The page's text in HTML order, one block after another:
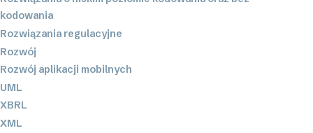
kodowania
Rozwiązania regulacyjne
Rozwój
Rozwój aplikacji mobilnych
UML
XBRL
XML